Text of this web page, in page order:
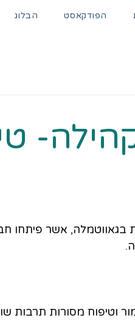
הפודקאסט הבלוג
אשר פיתחו
וטיפוח מסורות תרבות